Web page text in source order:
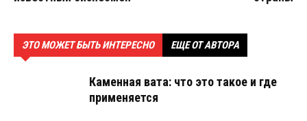
ЭТО МОЖЕТ БЫТЬ ИНТЕРЕСНО ЕЩЕ ОТ АВТОРА
Каменная вата: что это такое и где
применяется